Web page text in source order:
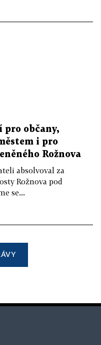
pro občany,
i pro
Rožnova
absolvoval za
Rožnova pod
se...